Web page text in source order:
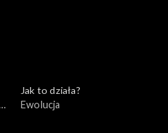
Jak to działa?
Ewolucja